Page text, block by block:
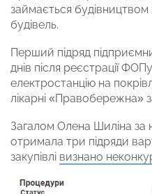
займається
будівель.
Перший підряд
днів після реєстрації
електростанцію на
лікарні «Правобережна»
Загалом Олена Шиліна за
отримала три підряди
закупівлі визнано